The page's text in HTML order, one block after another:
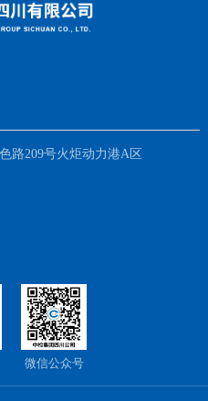
路209号火炬动力港A区
微信公众号